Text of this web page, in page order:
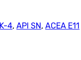
4, API SN, ACEA E11